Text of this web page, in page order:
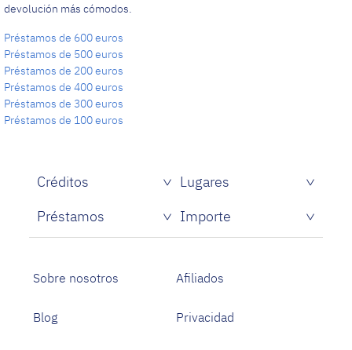
devolución más cómodos.
Préstamos de 600 euros
Préstamos de 500 euros
Préstamos de 200 euros
Préstamos de 400 euros
Préstamos de 300 euros
Préstamos de 100 euros
Créditos
Lugares
Préstamos
Importe
Sobre nosotros Afiliados
Blog Privacidad